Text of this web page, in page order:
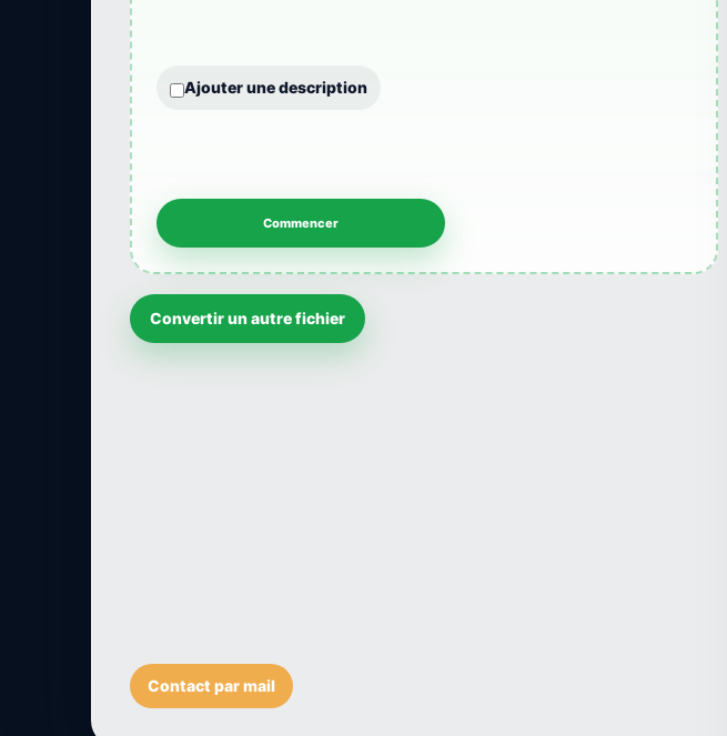
Ajouter une description
Convertir un autre fichier
Contact par mail